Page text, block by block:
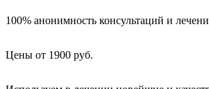
100% анонимность консультаций и
Цены от 1900 руб.